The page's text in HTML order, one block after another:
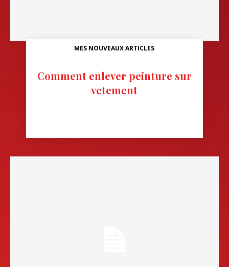
MES NOUVEAUX ARTICLES
Comment enlever peinture sur
vetement